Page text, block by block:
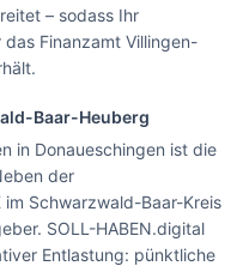
– sodass Ihr
Finanzamt Villingen-
Baar-Heuberg
in Donaueschingen ist die
der
Schwarzwald-Baar-Kreis
SOLL-HABEN.digital
Entlastung: pünktliche